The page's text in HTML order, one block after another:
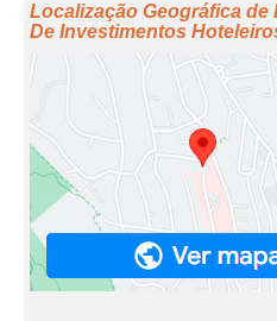
Localização Geográfica de
De Investimentos